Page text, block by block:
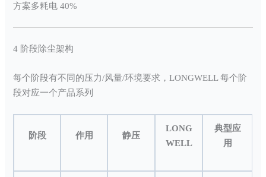
方案多耗电 40%
4 阶段除尘架构
每个阶段有不同的压力/风量/环境要求，LONGWELL 每个阶
段对应一个产品系列
阶段 作用 静压
LONG
WELL
典型应
用